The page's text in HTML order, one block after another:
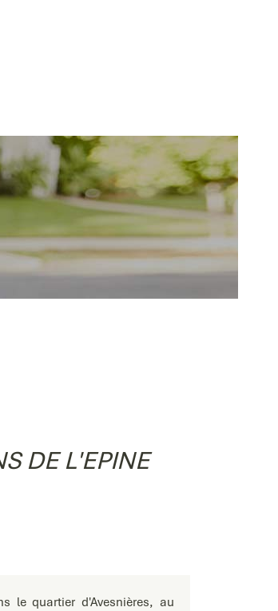
DE L'EPINE
le quartier d'Avesnières, au